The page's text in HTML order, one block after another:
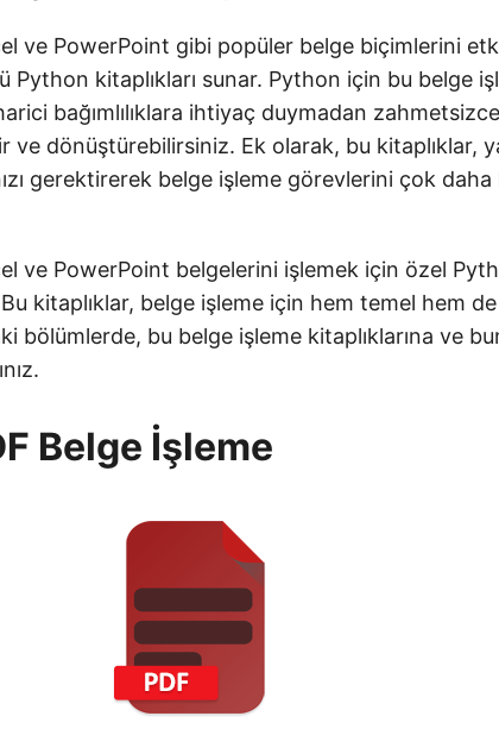
ve PowerPoint gibi popüler belge biçimlerini
Python kitaplıkları sunar. Python için bu belge
bağımlılıklara ihtiyaç duymadan
ve dönüştürebilirsiniz. Ek olarak, bu kitaplıklar,
gerektirerek belge işleme görevlerini çok
ve PowerPoint belgelerini işlemek için özel
kitaplıklar, belge işleme için hem temel hem
bölümlerde, bu belge işleme kitaplıklarına ve
Belge İşleme